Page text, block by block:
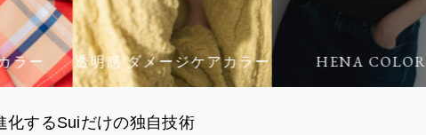
ラー 透明感 ダメージケアカラー HENA COLOR
化するSuiだけの独自技術